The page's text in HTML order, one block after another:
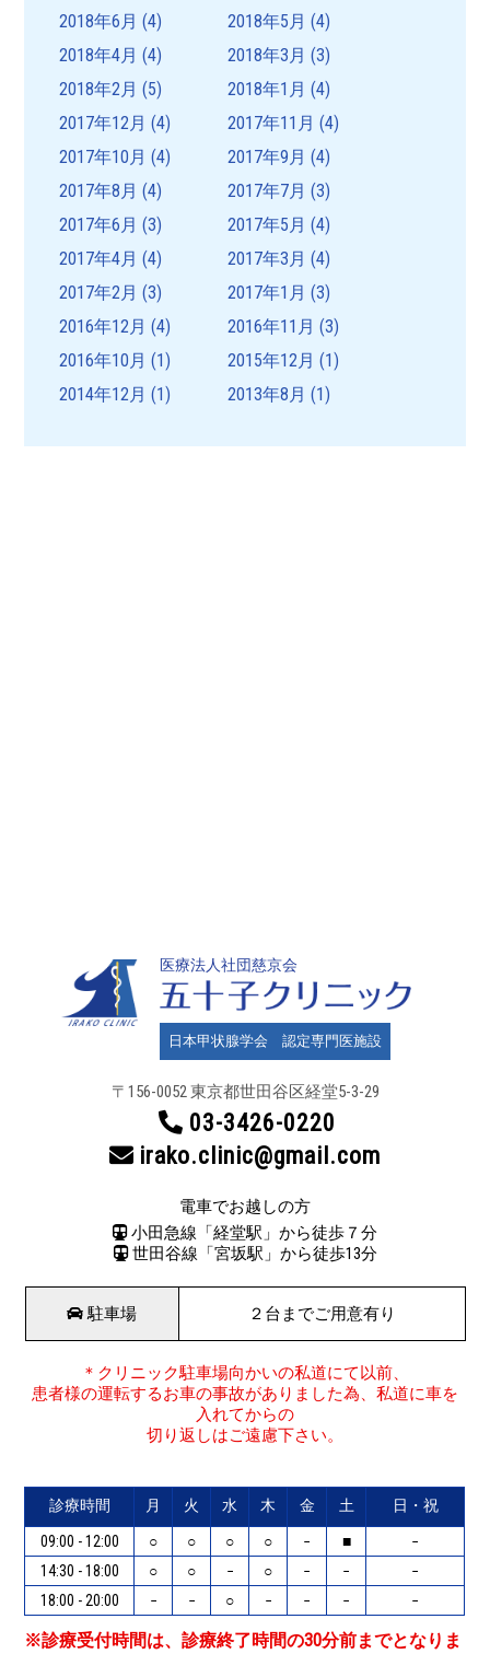
2018年6月 (4) 2018年5月 (4)
2018年4月 (4) 2018年3月 (3)
2018年2月 (5) 2018年1月 (4)
2017年12月 (4) 2017年11月 (4)
2017年10月 (4) 2017年9月 (4)
2017年8月 (4) 2017年7月 (3)
2017年6月 (3) 2017年5月 (4)
2017年4月 (4) 2017年3月 (4)
2017年2月 (3) 2017年1月 (3)
2016年12月 (4) 2016年11月 (3)
2016年10月 (1) 2015年12月 (1)
2014年12月 (1) 2013年8月 (1)
医療法人社団慈京会
日本甲状腺学会 認定専門医施設
〒156-0052 東京都世田谷区経堂5-3-29
03-3426-0220
irako.clinic@gmail.com
電車でお越しの方
小田急線「経堂駅」から徒歩７分
世田谷線「宮坂駅」から徒歩13分
駐車場 ２台までご用意有り
＊クリニック駐車場向かいの私道にて以前、
患者様の運転するお車の事故がありました為、私道に車を
入れてからの
切り返しはご遠慮下さい。
診療時間 月 火 水 木 金 土 日・祝
09:00 - 12:00 ○ ○ ○ ○ − ■
−
14:30 - 18:00
○ ○ − ○ − −
−
18:00 - 20:00
− − ○ − − − −
※診療受付時間は、診療終了時間の30分前までとなりま